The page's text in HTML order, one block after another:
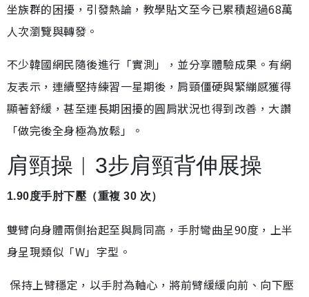
坐族群的困擾，引發熱論，教學貼文至今已累積超過68萬
人次瀏覽與轉發。
不少韓國網民隨後進行「實測」，並分享體驗成果。有網
友表示，連續堅持練習一星期後，肩頸僵硬與緊繃感獲得
顯著舒緩，甚至連長期困擾的圓肩狀況也得到改善，大讚
「做完後全身極為放鬆」。
肩頸操︱3步肩頸背伸展操
1.90度手肘下壓（重複 30 次）
雙臂向身體兩側抬起至與肩同高，手肘彎曲呈90度，上半
身呈現類似「W」字型。
保持上臂穩定，以手肘為軸心，將前臂緩緩向前、向下壓